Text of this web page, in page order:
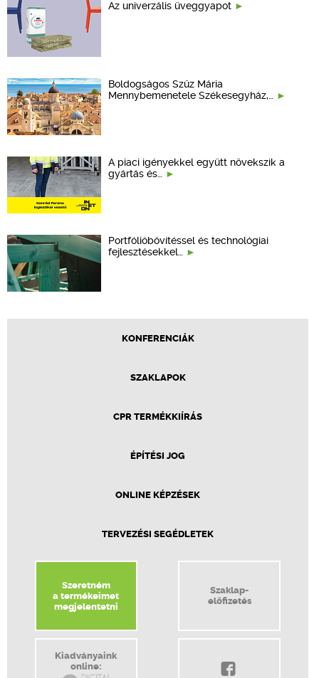
Az univerzális üveggyapot
Boldogságos Szűz Mária
Mennybemenetele Székesegyház,…
A piaci igényekkel együtt növekszik a
gyártás és…
Portfólióbővítéssel és technológiai
fejlesztésekkel…
KONFERENCIÁK
SZAKLAPOK
CPR TERMÉKKIÍRÁS
ÉPÍTÉSI JOG
ONLINE KÉPZÉSEK
TERVEZÉSI SEGÉDLETEK
Szeretném
a termékeimet
megjelentetni
Szaklap-
előfizetés
Kiadványaink
online: